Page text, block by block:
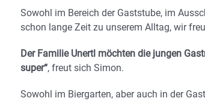
Sowohl im Bereich der Gaststube, im
schon lange Zeit zu unserem Alltag, wir
Der Familie Unertl möchten die jungen
super“, freut sich Simon.
Sowohl im Biergarten, aber auch in der